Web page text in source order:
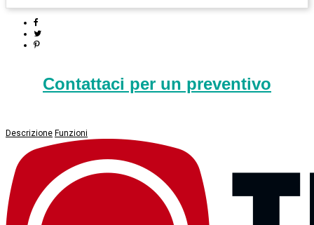
Contattaci per un preventivo
Descrizione Funzioni